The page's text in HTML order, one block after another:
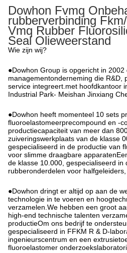
Dowhon Fvmq
rubberverbinding
Vmq Rubber
Seal Olieweerstand
Wie zijn wij?
●Dowhon Group is opgericht in
managementonderneming die R&D,
service integreert.met hoofdkantoor
Industrial Park- Meishan Jinxiang
●Dowhon heeft momenteel 10 sets
fluoroelastomeerprecompound en -
productiecapaciteit van meer dan
zuiveringswerkplaats van de klasse
gespecialiseerd in de productie van
voor slimme draagbare
de klasse 10.000, gespecialiseerd in
rubberonderdelen voor
●Dowhon dringt er altijd op aan de
technologie in te voeren en
verzamelen.We hebben een groot
high-end technische talenten
productieOm ons bedrijf te
gespecialiseerd in FFKM R & D-
ingenieurscentrum en een
fluoroelastomer